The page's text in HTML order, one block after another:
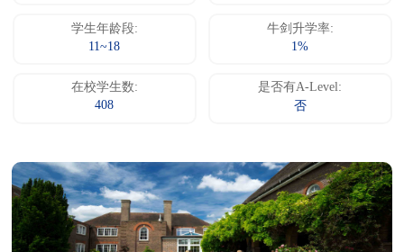
学生年龄段:
11~18
牛剑升学率:
1%
在校学生数:
408
是否有A-Level:
否